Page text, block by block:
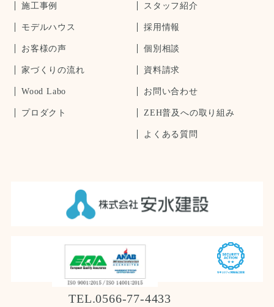
TEL.0566-77-4433
施工事例
モデルハウス
お客様の声
家づくりの流れ
Wood Labo
プロダクト
スタッフ紹介
採用情報
個別相談
資料請求
お問い合わせ
ZEH普及への取り組み
よくある質問